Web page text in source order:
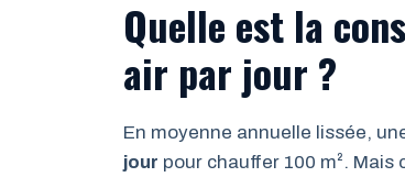
Quelle est la
air par jour ?
En moyenne annuelle lissée,
jour pour chauffer 100 m².